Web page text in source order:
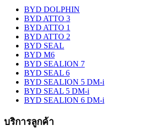
BYD DOLPHIN
BYD ATTO 3
BYD ATTO 1
BYD ATTO 2
BYD SEAL
BYD M6
BYD SEALION 7
BYD SEAL 6
BYD SEALION 5 DM-i
BYD SEAL 5 DM-i
BYD SEALION 6 DM-i
บริการลูกค้า